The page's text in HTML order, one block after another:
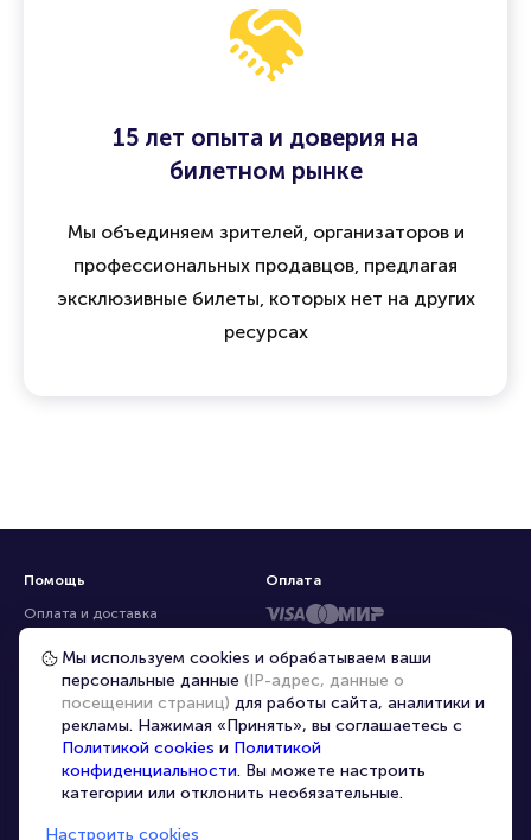
15 лет опыта и доверия на
билетном рынке
Мы объединяем зрителей, организаторов и
профессиональных продавцов, предлагая
эксклюзивные билеты, которых нет на других
ресурсах
Помощь
Оплата и доставка
Частые вопросы
Перепродажа билетов
Организаторам
Корпоративным клиентам
VIP-билеты
Оплата
Мы используем cookies и обрабатываем ваши
персональные данные (IP-адрес, данные о
посещении страниц) для работы сайта, аналитики и
рекламы. Нажимая «Принять», вы соглашаетесь с
Политикой cookies и Политикой
конфиденциальности. Вы можете настроить
категории или отклонить необязательные.
Настроить cookies